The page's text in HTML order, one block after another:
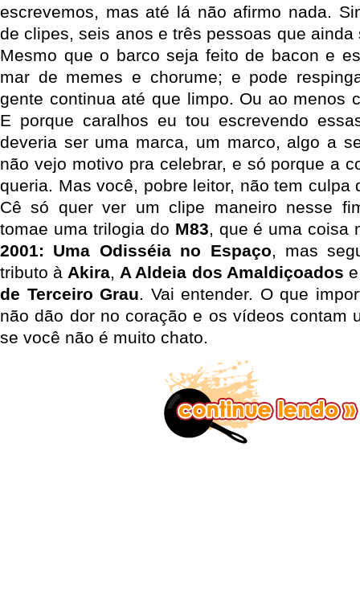
escrevemos, mas até lá não afirmo nada.
de clipes, seis anos e três pessoas que
Mesmo que o barco seja feito de bacon e
mar de memes e chorume; e pode
gente continua até que limpo. Ou ao menos
E porque caralhos eu tou escrevendo
deveria ser uma marca, um marco, algo a
não vejo motivo pra celebrar, e só porque a
queria. Mas você, pobre leitor, não tem culpa
Cê só quer ver um clipe maneiro nesse
tomae uma trilogia do M83, que é uma coisa
2001: Uma Odisséia no Espaço, mas
tributo à Akira, A Aldeia dos Amaldiçoados
de Terceiro Grau. Vai entender. O que
não dão dor no coração e os vídeos contam
se você não é muito chato.